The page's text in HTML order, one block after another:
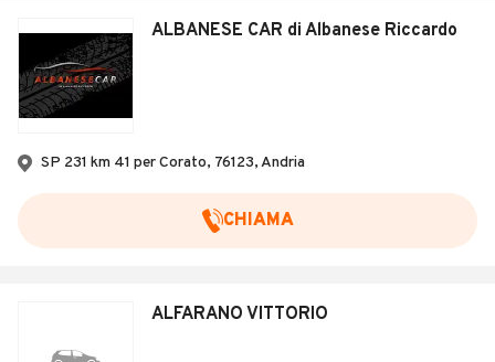
ALBANESE CAR di Albanese Riccardo
SP 231 km 41 per Corato, 76123, Andria
CHIAMA
ALFARANO VITTORIO